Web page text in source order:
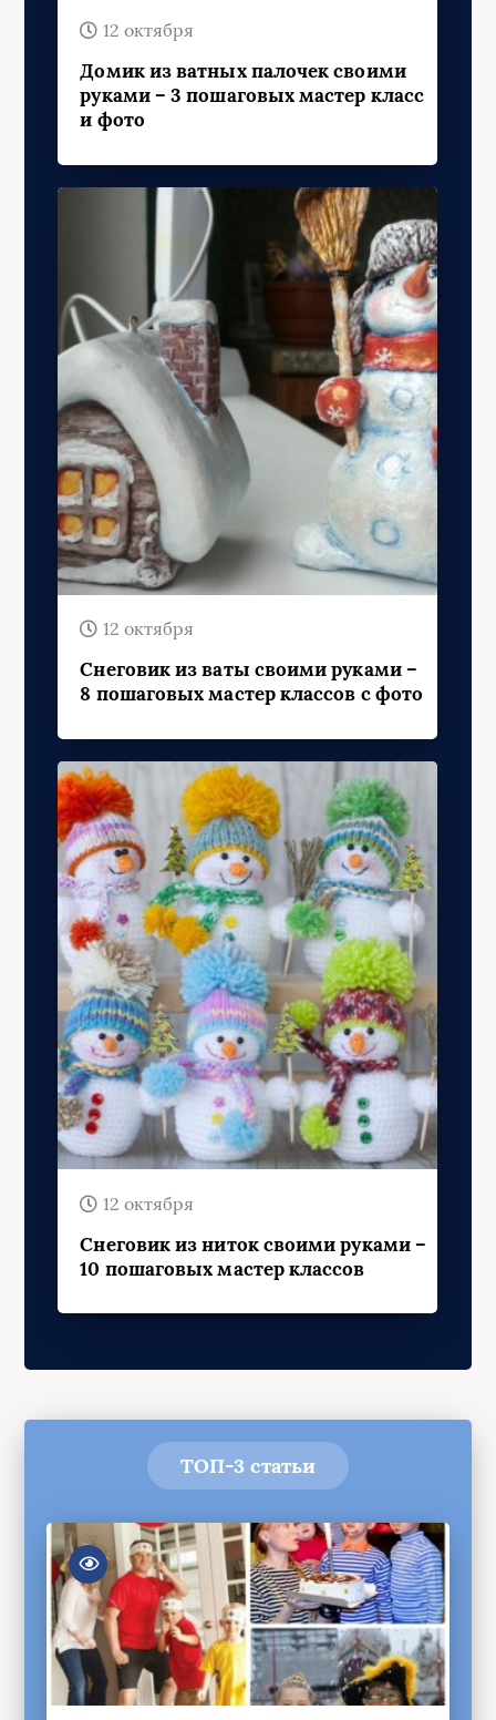
12 октября
Домик из ватных палочек своими
руками – 3 пошаговых мастер класс
и фото
12 октября
Снеговик из ваты своими руками –
8 пошаговых мастер классов с фото
12 октября
Снеговик из ниток своими руками –
10 пошаговых мастер классов
ТОП-3 статьи